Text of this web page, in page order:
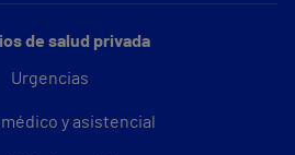
de salud privada
Urgencias
y asistencial